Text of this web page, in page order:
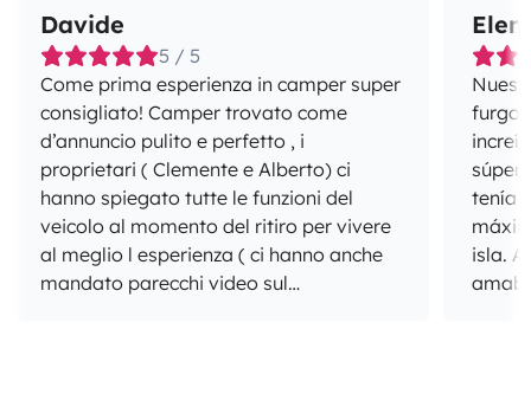
Davide
5 / 5
Come prima esperienza in camper super
consigliato! Camper trovato come
d’annuncio pulito e perfetto , i
proprietari ( Clemente e Alberto) ci
hanno spiegato tutte le funzioni del
veicolo al momento del ritiro per vivere
al meglio l esperienza ( ci hanno anche
mandato parecchi video sul
súper
tenía
isla. Además, Raimundo ha sido súper